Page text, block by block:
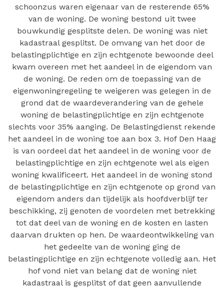
schoonzus waren eigenaar van de resterende 65%
van de woning. De woning bestond uit twee
bouwkundig gesplitste delen. De woning was niet
kadastraal gesplitst. De omvang van het door de
belastingplichtige en zijn echtgenote bewoonde deel
kwam overeen met het aandeel in de eigendom van
de woning. De reden om de toepassing van de
eigenwoningregeling te weigeren was gelegen in de
grond dat de waardeverandering van de gehele
woning de belastingplichtige en zijn echtgenote
slechts voor 35% aanging. De Belastingdienst rekende
het aandeel in de woning toe aan box 3. Hof Den Haag
is van oordeel dat het aandeel in de woning voor de
belastingplichtige en zijn echtgenote wel als eigen
woning kwalificeert. Het aandeel in de woning stond
de belastingplichtige en zijn echtgenote op grond van
eigendom anders dan tijdelijk als hoofdverblijf ter
beschikking, zij genoten de voordelen met betrekking
tot dat deel van de woning en de kosten en lasten
daarvan drukten op hen. De waardeontwikkeling van
het gedeelte van de woning ging de
belastingplichtige en zijn echtgenote volledig aan. Het
hof vond niet van belang dat de woning niet
kadastraal is gesplitst of dat geen aanvullende